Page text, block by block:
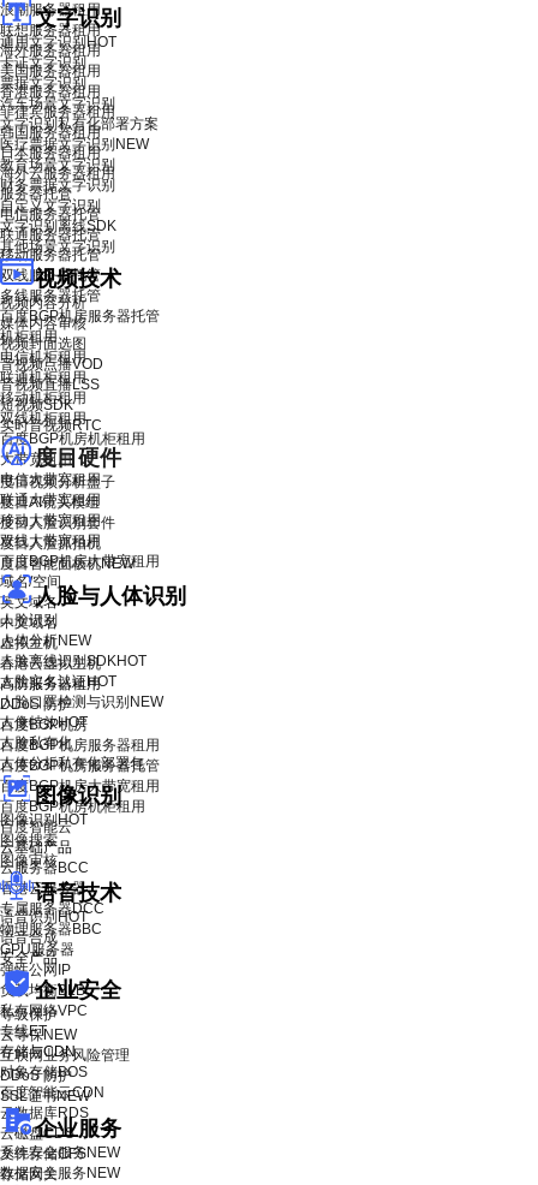
文字识别
通用文字识别 HOT
卡证文字识别
票据文字识别
汽车场景文字识别
文字识别私有化部署方案
医疗票据文字识别 NEW
教育场景文字识别
财务票据文字识别
自定义文字识别
文字识别离线SDK
其他场景文字识别
视频技术
视频内容分析
媒体内容审核
视频封面选图
音视频点播VOD
音视频直播LSS
短视频SDK
实时音视频RTC
度目硬件
度目视频分析盒子
度目AI镜头模组
度目人脸识别套件
度目人脸抓拍机
度目智能面板机NEW
人脸与人体识别
人脸识别
人体分析NEW
人脸离线识别SDKHOT
人脸实名认证HOT
人脸口罩检测与识别 NEW
人像特效HOT
人脸私有化
人体分析私有化部署包
图像识别
图像识别HOT
图像搜索
图像审核
语音技术
语音识别 HOT
语音合成
安全产品
企业安全
等级保护
云等保NEW
互联网业务风险管理
DDoS 防护
SSL证书NEW
企业服务
系统安全服务NEW
数据安全服务 NEW
浪潮服务器租用
联想服务器租用
海外服务器租用
美国服务器租用
香港服务器租用
菲律宾服务器租用
韩国服务器租用
日本服务器租用
海外云服务器租用
服务器托管
电信服务器托管
联通服务器托管
移动服务器托管
双线服务器托管
多线服务器托管
百度BGP机房服务器托管
机柜租用
电信机柜租用
联通机柜租用
移动机柜租用
双线机柜租用
百度BGP机房机柜租用
大带宽租用
电信大带宽租用
联通大带宽租用
移动大带宽租用
双线大带宽租用
百度BGP机房大带宽租用
域名/空间
英文域名
中文域名
虚拟主机
香港云虚拟主机
高防服务器租用
DDoS 防护
百度BGP机房
百度BGP机房服务器租用
百度BGP机房服务器托管
百度BGP机房大带宽租用
百度BGP机房机柜租用
百度智能云
云基础产品
云服务器BCC
香港云服务器
专属服务器DCC
物理服务器BBC
GPU服务器
弹性公网IP
负载均衡BLB
私有网络VPC
专线ET
存储与CDN
对象存储BOS
百度智能云CDN
云数据库RDS
云磁盘CDS
文件存储CFS
存储网关